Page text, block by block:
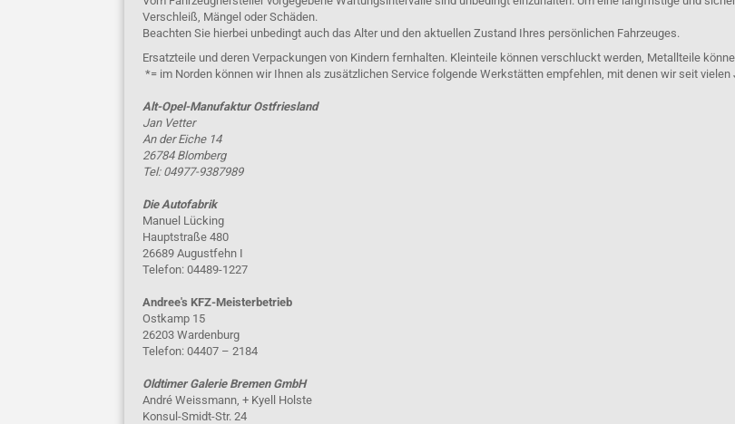
Verschleiß, Mängel oder Schäden.
Beachten Sie hierbei unbedingt auch das Alter und den aktuellen Zustand Ihres persönlichen Fahrzeuges.
Ersatzteile und deren Verpackungen von Kindern fernhalten. Kleinteile können verschluckt werden, Metallteile
*= im Norden können wir Ihnen als zusätzlichen Service folgende Werkstätten empfehlen, mit denen wir seit
Alt-Opel-Manufaktur Ostfriesland
Jan Vetter
An der Eiche 14
26784 Blomberg
Tel: 04977-9387989
Die Autofabrik
Manuel Lücking
Hauptstraße 480
26689 Augustfehn I
Telefon: 04489-1227
Andree's KFZ-Meisterbetrieb
Ostkamp 15
26203 Wardenburg
Telefon: 04407 – 2184
Oldtimer Galerie Bremen GmbH
André Weissmann, + Kyell Holste
Konsul-Smidt-Str. 24